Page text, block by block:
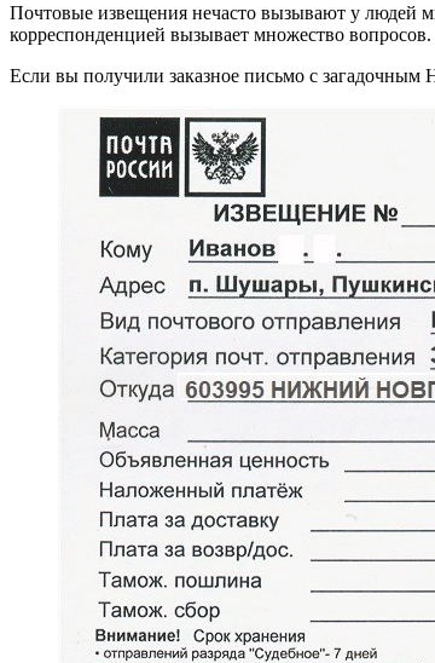
Почтовые извещения нечасто вызывают у людей
корреспонденцией вызывает множество вопросов.
Если вы получили заказное письмо с загадочным